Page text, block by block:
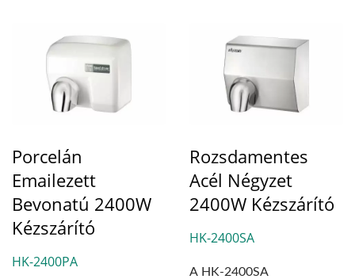
Porcelán
Emailezett
Bevonatú 2400W
Kézszárító
HK-2400PA
Rozsdamentes
Acél Négyzet
2400W Kézszárító
HK-2400SA
A HK-2400SA